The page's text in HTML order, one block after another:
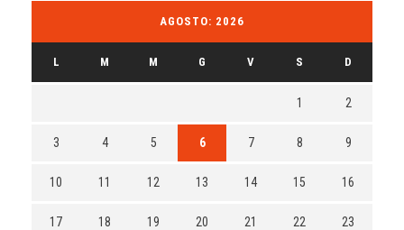
AGOSTO: 2026
L M M G V S D
1 2
3 4 5 6 7 8 9
10 11 12 13 14 15 16
17 18 19 20 21 22 23